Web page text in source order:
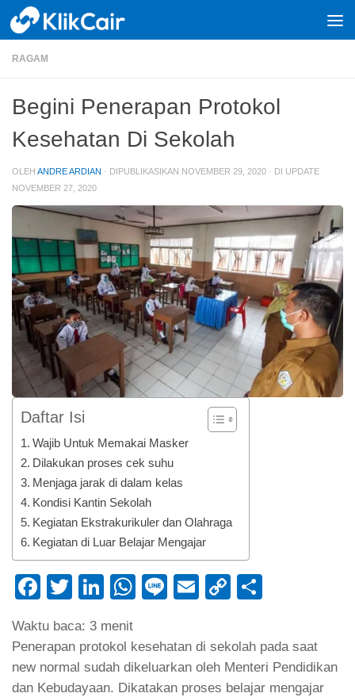
Skip to content
RAGAM
Begini Penerapan Protokol
Kesehatan Di Sekolah
OLEH ANDRE ARDIAN · DIPUBLIKASIKAN NOVEMBER 29, 2020 · DI UPDATE
NOVEMBER 27, 2020
Daftar Isi
Wajib Untuk Memakai Masker
Dilakukan proses cek suhu
Menjaga jarak di dalam kelas
Kondisi Kantin Sekolah
Kegiatan Ekstrakurikuler dan Olahraga
Kegiatan di Luar Belajar Mengajar
Facebook
TwitterLinkedIn
WhatsApp
LineEmailCopy
Waktu baca: 3 menit
Penerapan protokol kesehatan di sekolah pada saat
new normal sudah dikeluarkan oleh Menteri Pendidikan
dan Kebudayaan. Dikatakan proses belajar mengajar